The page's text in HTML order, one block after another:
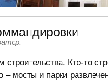
.
строительства. Кто-то
– мосты и парки